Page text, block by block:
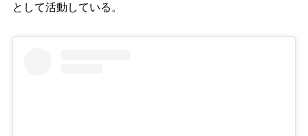
として活動している。